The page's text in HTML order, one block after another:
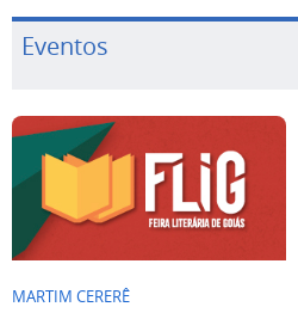
Eventos
MARTIM CERERÊ